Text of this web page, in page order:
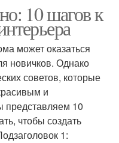
10 шагов к
может оказаться
новичков. Однако
советов, которые
и
представляем 10
чтобы создать
1: